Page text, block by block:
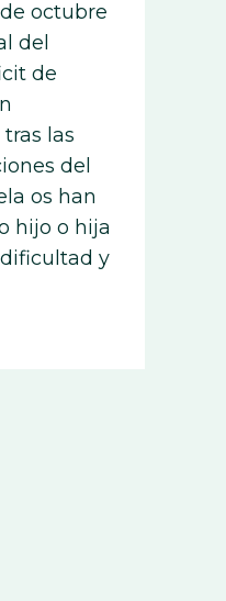
octubre
del
de
las
del
os han
hijo o hija
y